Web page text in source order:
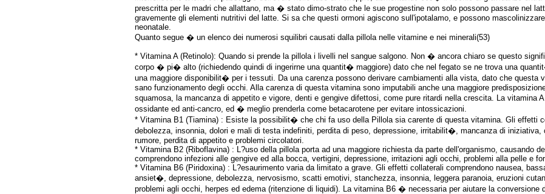
prescritta per le madri che allattano, ma � stato dimo-strato che le sue progestine non solo possono passare nel
gravemente gli elementi nutritivi del latte. Si sa che questi ormoni agiscono sull'ipotalamo, e possono
neonatale.
Quanto segue � un elenco dei numerosi squilibri causati dalla pillola nelle vitamine e nei minerali(53)
* Vitamina A (Retinolo): Quando si prende la pillola i livelli nel sangue salgono. Non � ancora chiaro se questo
corpo � pi� alto (richiedendo quindi di ingerirne una quantit� maggiore) dato che nel fegato se ne trova una
una maggiore disponibilit� per i tessuti. Da una carenza possono derivare cambiamenti alla vista, dato che questa
sano funzionamento degli occhi. Alla carenza di questa vitamina sono imputabili anche una maggiore
squamosa, la mancanza di appetito e vigore, denti e gengive difettosi, come pure ritardi nella crescita. La vitamina
ossidante ed anti-cancro, ed � meglio prenderla come betacarotene per evitare intossicazioni.
* Vitamina B1 (Tiamina) : Esiste la possibilit� che chi fa uso della Pillola sia carente di questa vitamina. Gli effetti
debolezza, insonnia, dolori e mali di testa indefiniti, perdita di peso, depressione, irritabilit�, mancanza di
rumore, perdita di appetito e problemi circolatori.
* Vitamina B2 (Riboflavina) : L?uso della pillola porta ad una maggiore richiesta da parte dell'organismo, causando
comprendono infezioni alle gengive ed alla bocca, vertigini, depressione, irritazioni agli occhi, problemi alla pelle e
* Vitamina B6 (Piridoxina) : L?esaurimento varia da limitato a grave. Gli effetti collaterali comprendono nausea,
ansiet�, depressione, debolezza, nervosismo, scatti emotivi, stanchezza, insonnia, leggera paranoia, eruzioni
problemi agli occhi, herpes ed edema (ritenzione di liquidi). La vitamina B6 � necessaria per aiutare la conversione